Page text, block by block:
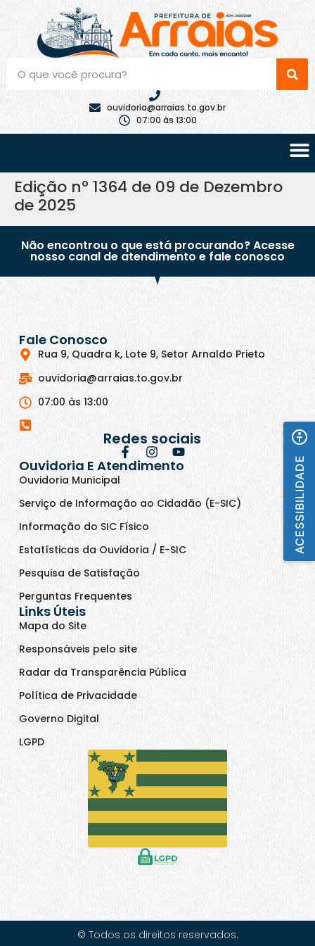
ouvidoria@arraias.to.gov.br
07:00 às 13:00
Edição nº 1364 de 09 de Dezembro
de 2025
Não encontrou o que está procurando? Acesse
nosso canal de atendimento e fale conosco
Fale Conosco
Rua 9, Quadra k, Lote 9, Setor Arnaldo Prieto
ouvidoria@arraias.to.gov.br
07:00 às 13:00
Redes sociais
Ouvidoria E Atendimento
Ouvidoria Municipal
Serviço de Informação ao Cidadão (E-SIC)
Informação do SIC Físico
Estatísticas da Ouvidoria / E-SIC
Pesquisa de Satisfação
Perguntas Frequentes
Links Úteis
Mapa do Site
Responsáveis pelo site
Radar da Transparência Pública
Política de Privacidade
Governo Digital
LGPD
© Todos os direitos reservados.
ACESSIBILIDADE